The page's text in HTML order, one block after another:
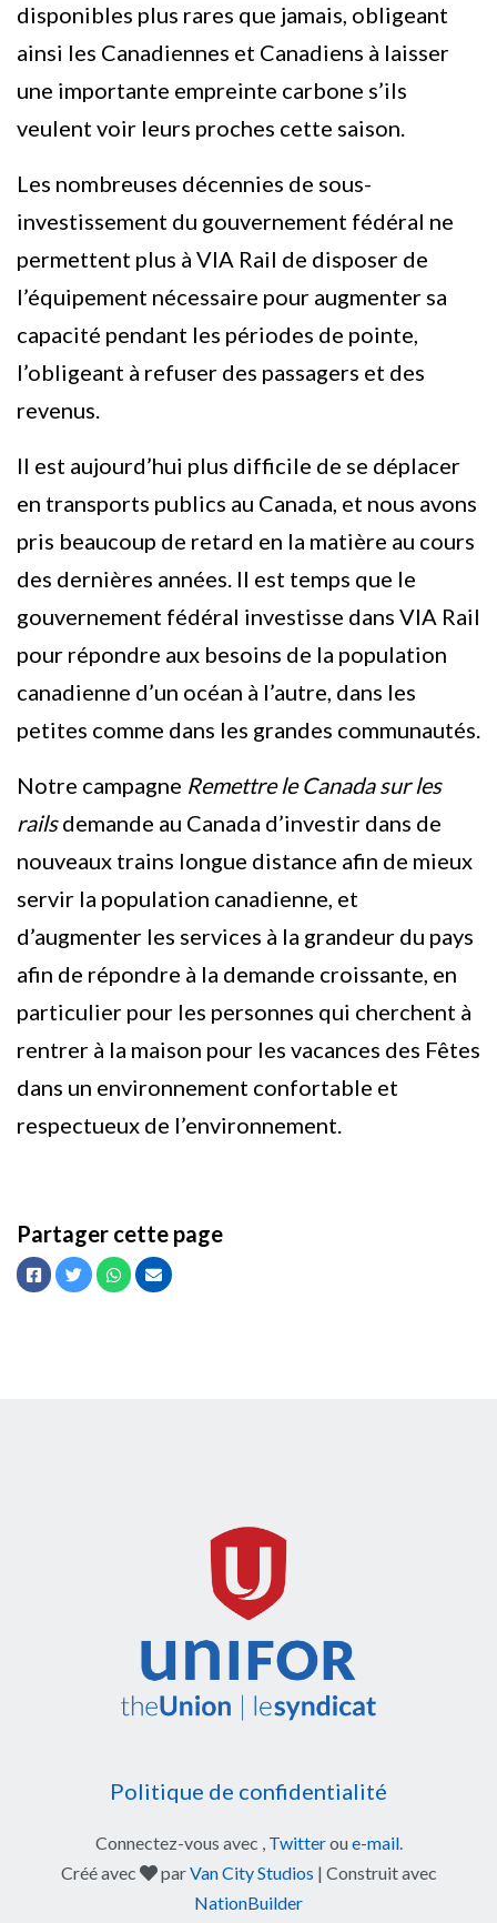
disponibles plus rares que jamais, obligeant
ainsi les Canadiennes et Canadiens à laisser
une importante empreinte carbone s’ils
veulent voir leurs proches cette saison.
Les nombreuses décennies de sous-
investissement du gouvernement fédéral ne
permettent plus à VIA Rail de disposer de
l’équipement nécessaire pour augmenter sa
capacité pendant les périodes de pointe,
l’obligeant à refuser des passagers et des
revenus.
Il est aujourd’hui plus difficile de se déplacer
en transports publics au Canada, et nous avons
pris beaucoup de retard en la matière au cours
des dernières années. Il est temps que le
gouvernement fédéral investisse dans VIA Rail
pour répondre aux besoins de la population
canadienne d’un océan à l’autre, dans les
petites comme dans les grandes communautés.
Notre campagne Remettre le Canada sur les
railsdemande au Canada d’investir dans de
nouveaux trains longue distance afin de mieux
servir la population canadienne, et
d’augmenter les services à la grandeur du pays
afin de répondre à la demande croissante, en
particulier pour les personnes qui cherchent à
rentrer à la maison pour les vacances des Fêtes
dans un environnement confortable et
respectueux de l’environnement.
Partager cette page
Facebook
TwitterWhatsappCourriel
Politique de confidentialité
Connectez-vous avec Twitteroue-mail.
Créé avec
soin
parVan City Studios | Construit avec
NationBuilder